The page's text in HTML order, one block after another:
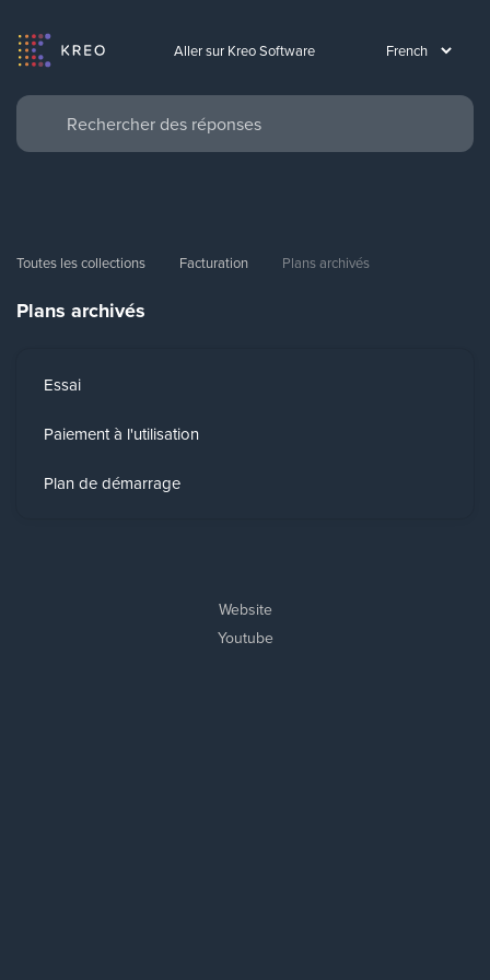
Aller sur Kreo Software
Toutes les collections Facturation Plans archivés
Plans archivés
Essai
Paiement à l'utilisation
Plan de démarrage
Website
Youtube